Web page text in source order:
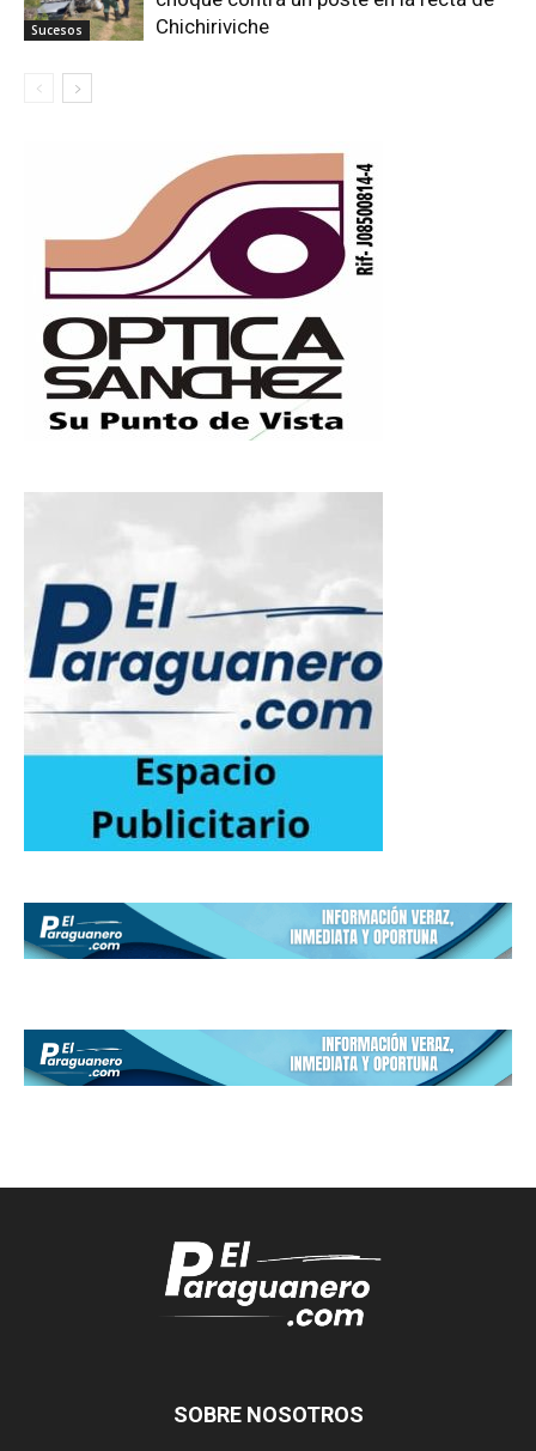
Sucesos
Chichiriviche
SOBRE NOSOTROS